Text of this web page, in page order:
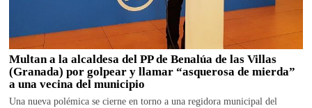
Multan a la alcaldesa del PP de Benalúa de las Villas
(Granada) por golpear y llamar “asquerosa de mierda”
a una vecina del municipio
Una nueva polémica se cierne en torno a una regidora municipal del